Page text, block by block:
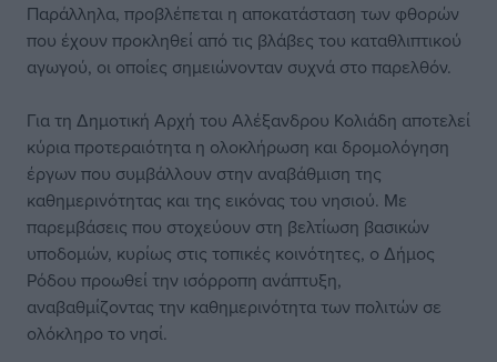
Παράλληλα, προβλέπεται η αποκατάσταση των φθορών
που έχουν προκληθεί από τις βλάβες του καταθλιπτικού
αγωγού, οι οποίες σημειώνονταν συχνά στο παρελθόν.
Για τη Δημοτική Αρχή του Αλέξανδρου Κολιάδη αποτελεί
κύρια προτεραιότητα η ολοκλήρωση και δρομολόγηση
έργων που συμβάλλουν στην αναβάθμιση της
καθημερινότητας και της εικόνας του νησιού. Με
παρεμβάσεις που στοχεύουν στη βελτίωση βασικών
υποδομών, κυρίως στις τοπικές κοινότητες, ο Δήμος
Ρόδου προωθεί την ισόρροπη ανάπτυξη,
αναβαθμίζοντας την καθημερινότητα των πολιτών σε
ολόκληρο το νησί.